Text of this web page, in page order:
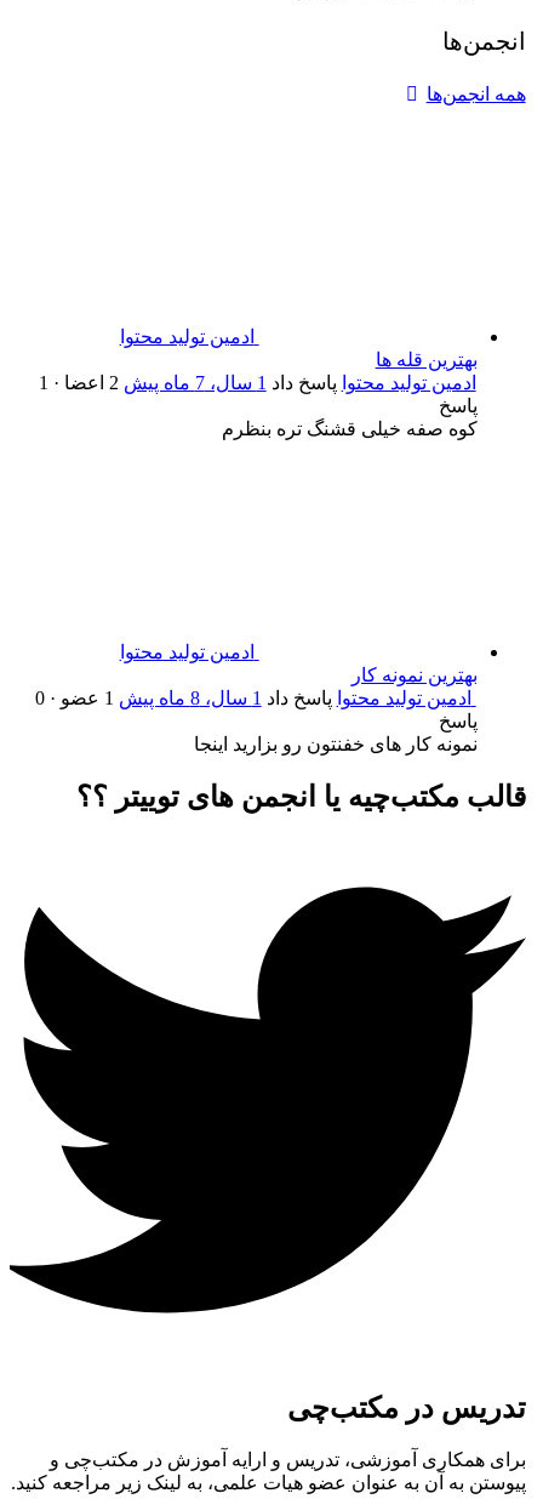
انجمن‌ها
همه انجمن‌ها
ادمین تولید محتوا
بهترین قله ها
ادمین تولید محتوا پاسخ داد 1 سال، 7 ماه پیش 2 اعضا ·
1
پاسخ
کوه صفه خیلی قشنگ تره بنظرم
ادمین تولید محتوا
بهترین نمونه کار
ادمین تولید محتوا پاسخ داد 1 سال، 8 ماه پیش 1 عضو ·
0
پاسخ
نمونه کار های خفنتون رو بزارید اینجا
قالب مکتب‌چیه یا انجمن های توییتر ؟؟
تدریس در مکتب‌چی
برای همکاری آموزشی، تدریس و ارایه آموزش در مکتب‌چی و
پیوستن به آن به عنوان عضو هیات علمی، به لینک زیر مراجعه کنید.